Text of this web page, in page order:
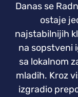
Danas se
ostaje
najstabilnijih
na sopstveni
sa lokalnom
mladih. Kroz
izgradio